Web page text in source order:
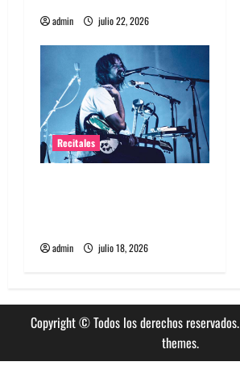
a
s
admin julio 22, 2026
Recitales
admin julio 18, 2026
Copyright © Todos los derechos reservados.
themes.